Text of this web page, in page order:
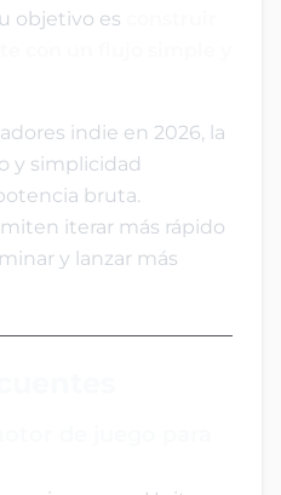
objetivo es
indie en 2026, la
y simplicidad
bruta.
iterar más rápido
y lanzar más